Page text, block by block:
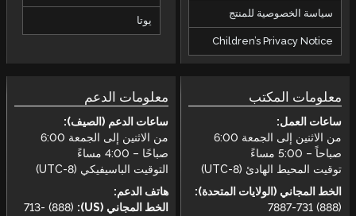
سياسة الخصوصية للمنتج
Children’s Privacy Notice
يوتا
معلومات المكتب
ساعات العمل:
من الاثنين إلى الجمعة 6:00
صباحاً – 5:00 مساءً
توقيت المحيط الهادئ (UTC-8)
الخط المجاني (الولايات المتحدة):
(888) 731-7887
معلومات الدعم
ساعات الدعم (الصيف):
من الاثنين إلى الجمعة 6:00
صباحًا – 4:00 مساءً
التوقيت الباسيفيكي (UTC-8)
هاتف الدعم:
الخط المجاني (US):
(888) 713-